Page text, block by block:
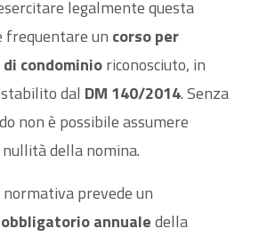
legalmente questa
frequentare un corso per
condominioriconosciuto, in
dal DM 140/2014. Senza
non è possibile assumere
della nomina.
prevede un
annualedella